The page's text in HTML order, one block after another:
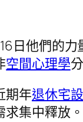
日他們的
空間心理學
期年退休宅
集中釋放